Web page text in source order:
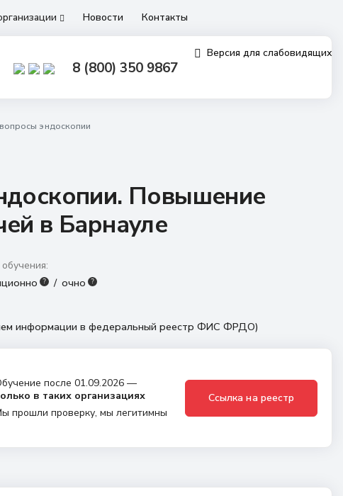
Новости Контакты
Версия для слабовидящих
8 (800) 350 9867
эндоскопии
Повышение
в Барнауле
? очно ?
информации в федеральный реестр ФИС ФРДО)
после 01.09.2026 —
в таких организациях
прошли проверку, мы легитимны
Ссылка на реестр